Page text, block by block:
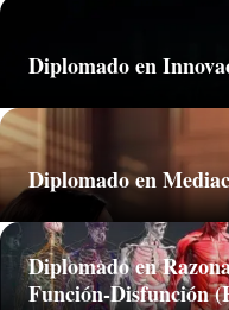
Diplomado en
Diplomado en
Diplomado en
Función-Disfunción